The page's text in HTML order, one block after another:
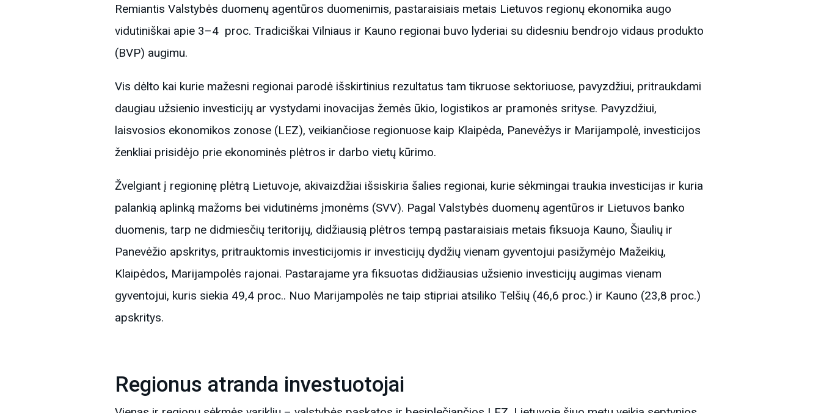
Remiantis Valstybės duomenų agentūros duomenimis, pastaraisiais metais Lietuvos regionų ekonomika augo
vidutiniškai apie 3–4 proc. Tradiciškai Vilniaus ir Kauno regionai buvo lyderiai su didesniu bendrojo vidaus produkto
(BVP) augimu.
Vis dėlto kai kurie mažesni regionai parodė išskirtinius rezultatus tam tikruose sektoriuose, pavyzdžiui, pritraukdami
daugiau užsienio investicijų ar vystydami inovacijas žemės ūkio, logistikos ar pramonės srityse. Pavyzdžiui,
laisvosios ekonomikos zonose (LEZ), veikiančiose regionuose kaip Klaipėda, Panevėžys ir Marijampolė, investicijos
ženkliai prisidėjo prie ekonominės plėtros ir darbo vietų kūrimo.
Žvelgiant į regioninę plėtrą Lietuvoje, akivaizdžiai išsiskiria šalies regionai, kurie sėkmingai traukia investicijas ir kuria
palankią aplinką mažoms bei vidutinėms įmonėms (SVV). Pagal Valstybės duomenų agentūros ir Lietuvos banko
duomenis, tarp ne didmiesčių teritorijų, didžiausią plėtros tempą pastaraisiais metais fiksuoja Kauno, Šiaulių ir
Panevėžio apskritys, pritrauktomis investicijomis ir investicijų dydžių vienam gyventojui pasižymėjo Mažeikių,
Klaipėdos, Marijampolės rajonai. Pastarajame yra fiksuotas didžiausias užsienio investicijų augimas vienam
gyventojui, kuris siekia 49,4 proc.. Nuo Marijampolės ne taip stipriai atsiliko Telšių (46,6 proc.) ir Kauno (23,8 proc.)
apskritys.
Regionus atranda investuotojai